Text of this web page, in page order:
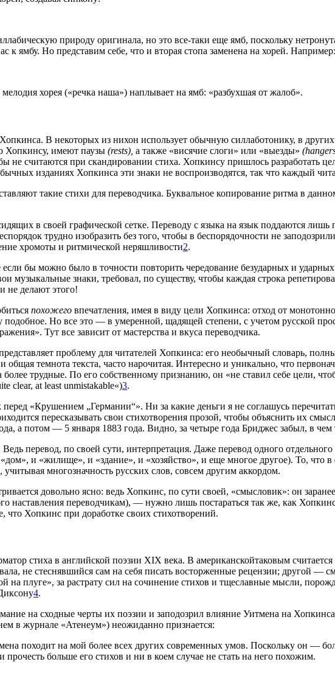
природу оригинала, но это все-таки еще ямб, поскольку
к ямбу. Но представим себе, что и вторая стопа заменена на хорей. Например:
хорея («речка наша») наплывает на ямб: «разбухшая от жалоб».
В некоторых из нихон использует обычную силлаботонику, в
Хопкинсу, имеют паузы (rests), а также «висячие слоги» или «выезды»
не считаются при скандировании стиха. Хопкинсу пришлось разработать
изданиях Хопкинса эти знаки не воспроизводятся, так что каждый
такие стихи для переводчика. Буквальное копирование ритма в
в своей графической сетке. Переводу с языка на язык поддаются
трудно изобразить без того, чтобы в беспорядочности не
хромоты и ритмической неряшливости2.
бы можно было в точности повторить чередование безударных и ударных
музыкальные знаки, требовал, по существу, чтобы каждая строка
не делают этого!
похожего впечатления, имея в виду цели Хопкинса: отход от
Но все это — в умеренной, щадящей степени, с учетом русской
Тут все зависит от мастерства и вкуса переводчика.
проблему для читателей Хопкинса: его необычный словарь,
темнота текста, часто нарочитая. Интересно и уникально, что
более трудные. По его собственному признанию, он «не ставил себе цели,
clear, at least unmistakable«)3.
«Крушением „Германии“». Ни за какие деньги я не соглашусь
пересказывать свои стихотворения прозой, чтобы объяснить их
а потом — 5 января 1883 года. Видно, за четыре года Бриджес забыл, в
перевод, по своей сути, интерпретация. Даже перевод одного
и «жилище», и «здание», и «хозяйство», и еще многое другое). То, что
многозначность русских слов, совсем другим аккордом.
довольно ясно: ведь Хопкинс, по сути своей, «смысловик»: он
наставления переводчикам), — нужно лишь постараться так же, как Хопкинс,
что Хопкинс при доработке своих стихотворений.
стиха в английской поэзии XIX века. В американскойтаковым
не стеснявшийся сам на себя писать восторженные рецензии; другой —
на плуге», за растрату сил на сочинение стихов и тщеславные мысли,
4.
на сходные черты их поэзии и заподозрил влияние Уитмена на
в журнале «Атенеум») неожиданно признается:
походит на мой более всех других современных умов. Поскольку он —
больше его стихов и ни в коем случае не стать на него похожим.